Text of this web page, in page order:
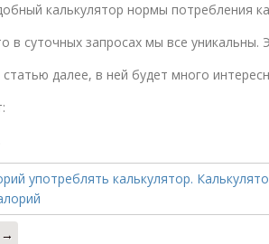
калькулятор нормы потребления
в суточных запросах мы все уникальны.
далее, в ней будет много
→